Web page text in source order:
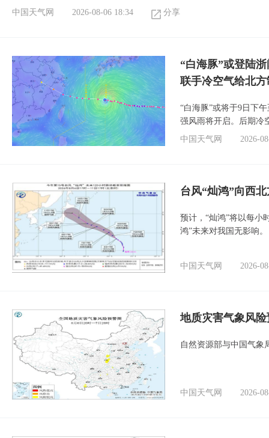
中国天气网 2026-08-06 18:34 分享
“白海豚”或登陆
联手冷空气给北
“白海豚”或将于9日下
强风雨将开启。后期冷
中国天气网
2026-
台风“灿鸿”向西
预计，“灿鸿”将以每小
鸿”未来对我国无影响。
中国天气网 2026-
地质灾害气象风
自然资源部与中国气象
中国天气网 2026-